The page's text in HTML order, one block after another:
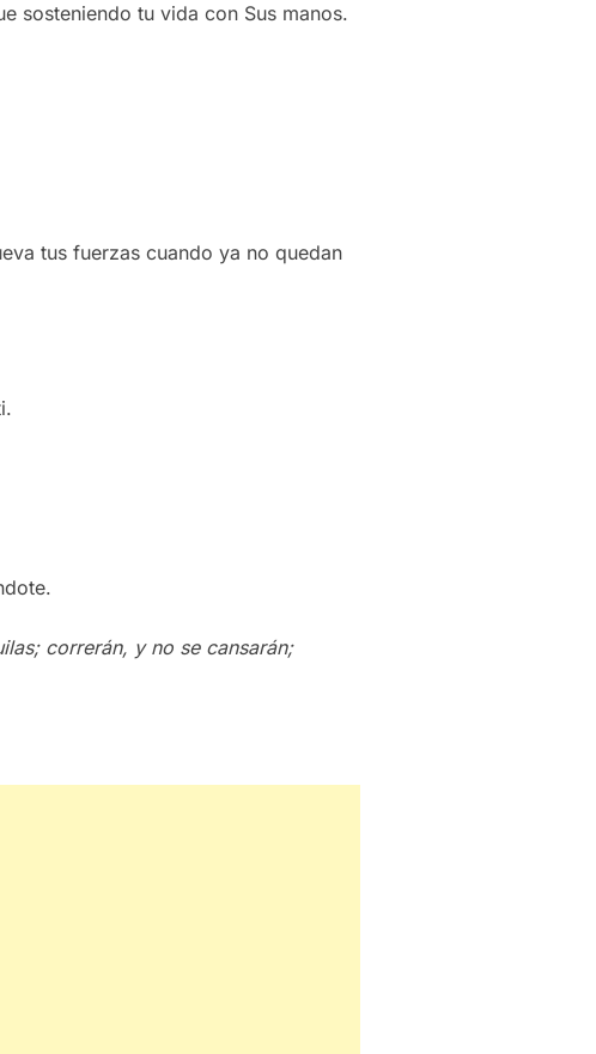
sosteniendo tu vida con Sus manos.
tus fuerzas cuando ya no quedan
correrán, y no se cansarán;